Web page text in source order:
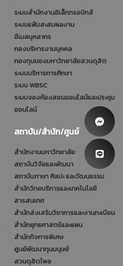
ระบบสำนักงานอิเล็กทรอนิกส์
ระบบแฟ้มสะสมผลงาน
อีเมลบุคลากร
กองบริหารงานบุคคล
กองทุนของมหาวิทยาลัยสวนดุสิต
ระบบบริหารการศึกษา
ระบบ WBSC
ระบบจองห้องสอนออนไลน์และประชุม
ออนไลน์
สถาบัน/สำนัก/ศูนย์
สำนักงานมหาวิทยาลัย
สถาบันวิจัยและพัฒนา
สถาบันภาษา ศิลปะ และวัฒนธรรม
สำนักวิทยบริการและเทคโนโลยี
สารสนเทศ
สำนักส่งเสริมวิชาการและงานทะเบียน
สำนักยุทธศาสตร์และแผน
สำนักกิจการพิเศษ
ศูนย์พัฒนาทุนมนุษย์
สวนดุสิตโพล